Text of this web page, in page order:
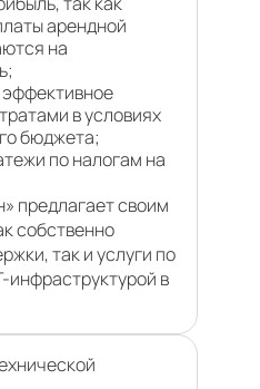
арендной
на
в условиях
бюджета;
по налогам на
предлагает своим
собственно
так и услуги по
инфраструктурой в